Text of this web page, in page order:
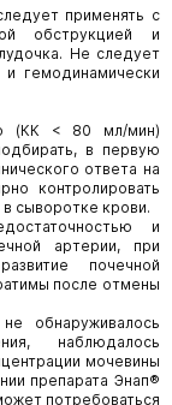
применять с
обструкцией и
Не следует
гемодинамически
(КК < 80 мл/мин)
в первую
ответа на
контролировать
сыворотке крови.
и
артерии, при
почечной
после отмены
обнаруживалось
наблюдалось
мочевины
препарата Энап®
потребоваться